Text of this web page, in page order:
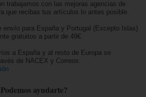
trabajamos con las mejoras agencias de
que recibas tus artículos lo antes posible.
envío para España y Portugal (Excepto Islas)
gratuitos a partir de 49€.
a España y al resto de Europa se
de NACEX y Correos.
ayudarte?